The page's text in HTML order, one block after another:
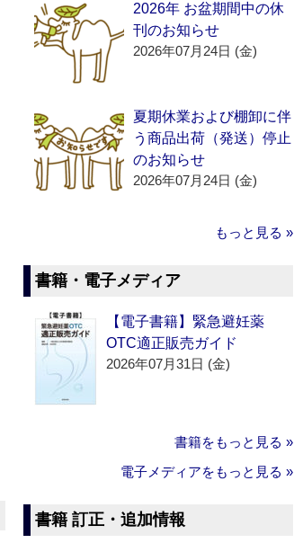
2026年 お盆期間中の休
刊のお知らせ
2026年07月24日 (金)
夏期休業および棚卸に伴
う商品出荷（発送）停止
のお知らせ
2026年07月24日 (金)
もっと見る »
書籍・電子メディア
【電子書籍】緊急避妊薬
OTC適正販売ガイド
2026年07月31日 (金)
書籍をもっと見る »
電子メディアをもっと見る »
書籍 訂正・追加情報